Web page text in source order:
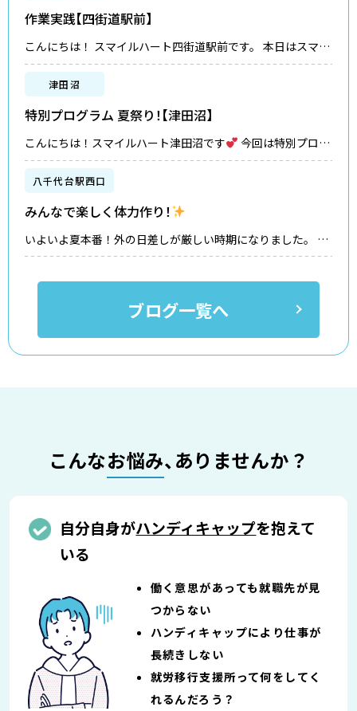
作業実践【四街道駅前】
こんにちは！ スマイルハート四街道駅前です。 本日はスマイ
ルハート四街道駅前で実施している 『作業実践』のプログラ
ムツールをご紹介♪...
津田沼
特別プログラム 夏祭り！【津田沼】
こんにちは！スマイルハート津田沼です
ラムで開催された 「スマイルハート夏祭り！」をご紹介しま
す
割りばしで射的用の銃を作り、輪ゴムで射的にチャレ
八千代台駅西口
みんなで楽しく体力作り！
いよいよ夏本番！外の日差しが厳しい時期になりました。 こ
の時期は熱中症の危険度も上がってきます。 水分だけではな
ずつ飲むことが熱中症を防ぐポイントですよ。 さて本題で
ブログ一覧へ
こんなお悩み、ありませんか？
自分自身がハンディキャップを抱えて
いる
働く意思があっても就職先が見
つからない
ハンディキャップにより仕事が
長続きしない
就労移行支援所って何をしてく
れるんだろう？